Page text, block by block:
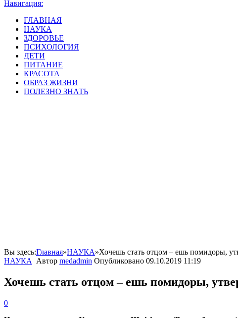
Навигация:
ГЛАВНАЯ
НАУКА
ЗДОРОВЬЕ
ПСИХОЛОГИЯ
ДЕТИ
ПИТАНИЕ
КРАСОТА
ОБРАЗ ЖИЗНИ
ПОЛЕЗНО ЗНАТЬ
Вы здесь:Главная»НАУКА»Хочешь стать отцом – ешь помидоры,
НАУКА
Автор medadmin Опубликовано 09.10.2019 11:19
Хочешь стать отцом – ешь помидоры,
0